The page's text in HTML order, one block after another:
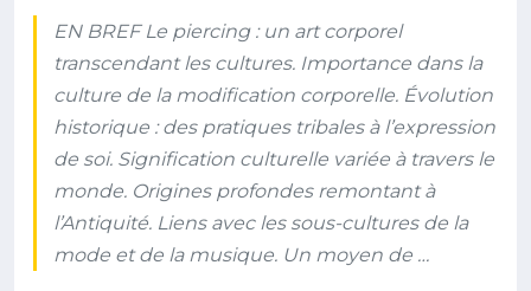
EN BREF Le piercing : un art corporel
transcendant les cultures. Importance dans la
culture de la modification corporelle. Évolution
historique : des pratiques tribales à l’expression
de soi. Signification culturelle variée à travers le
monde. Origines profondes remontant à
l’Antiquité. Liens avec les sous-cultures de la
mode et de la musique. Un moyen de …